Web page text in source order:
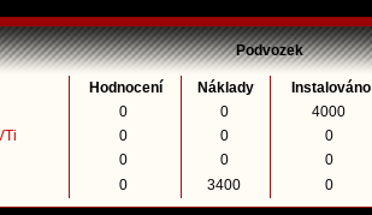
Podvozek
Hodnocení Náklady Instalováno
0 0 4000
0 0 0
0 0 0
0 3400 0